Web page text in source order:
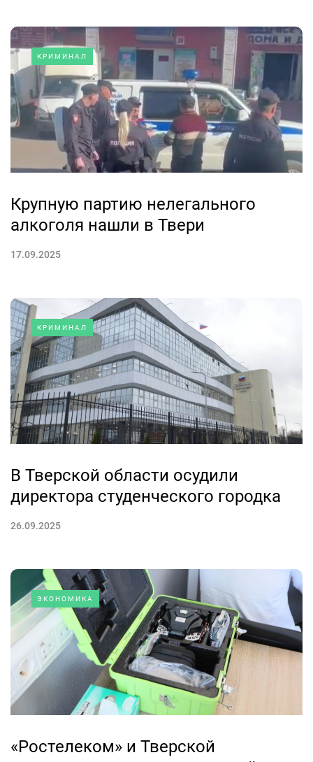
КРИМИНАЛ
Крупную партию нелегального
алкоголя нашли в Твери
17.09.2025
КРИМИНАЛ
В Тверской области осудили
директора студенческого городка
26.09.2025
ЭКОНОМИКА
«Ростелеком» и Тверской